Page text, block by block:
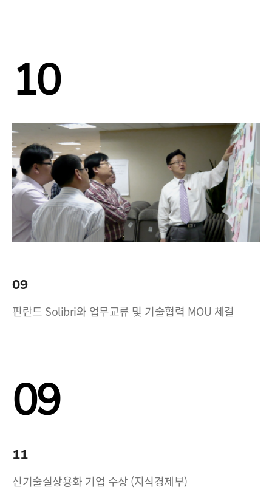
10
09
핀란드 Solibri와 업무교류 및 기술협력 MOU 체결
09
11
신기술실상용화 기업 수상 (지식경제부)